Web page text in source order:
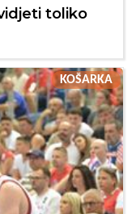
toliko
KOŠARKA